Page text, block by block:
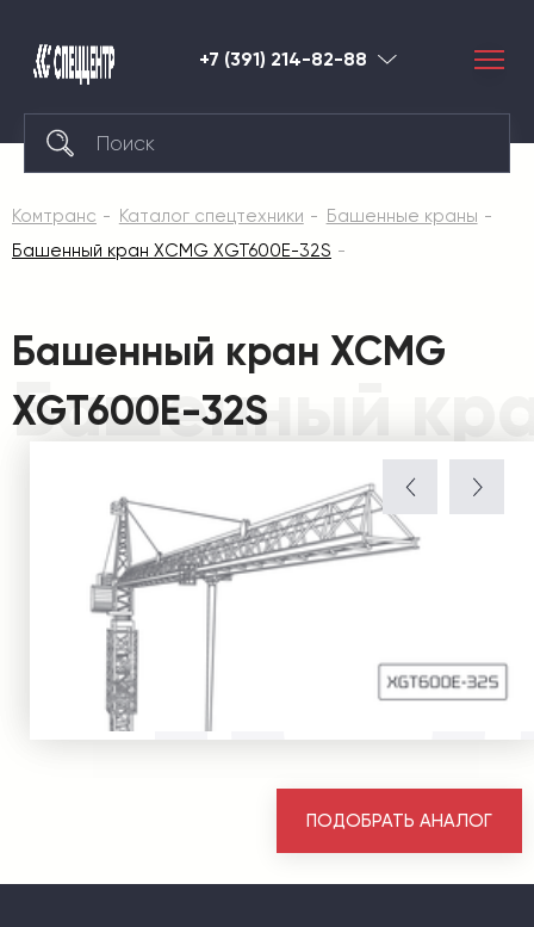
+7 (391) 214-82-88 Красноярск
Комтранс Каталог спецтехники
Башенные краны
Башенный кран XCMG XGT600E-32S
Башенный
Башенный кран XCMG
XGT600E-32S
ПОДОБРАТЬ АНАЛОГ